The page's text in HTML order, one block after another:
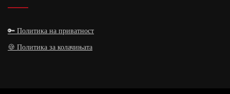
🔑 Политика на приватност
🍪 Политика за колачињата